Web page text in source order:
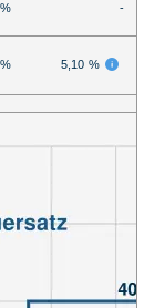
-
5,10 %